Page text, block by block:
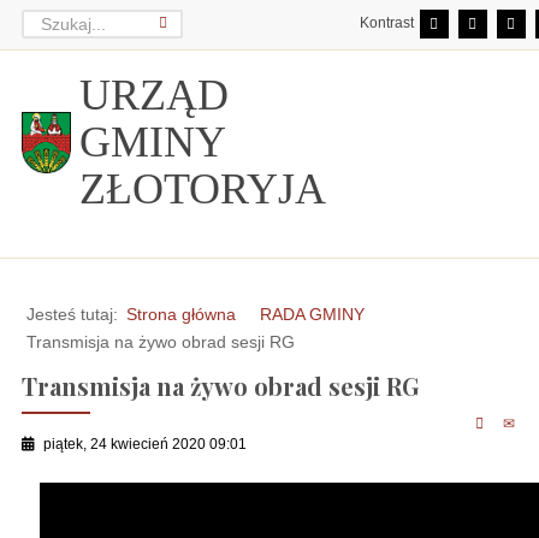
Kontrast
URZĄD
GMINY
ZŁOTORYJA
Jesteś tutaj: Strona główna
RADA GMINY
Transmisja na żywo obrad sesji RG
Transmisja na żywo obrad sesji RG
piątek, 24 kwiecień 2020 09:01